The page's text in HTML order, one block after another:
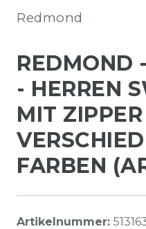
Redmond
REDMOND
- HERREN
MIT
FARBEN
Artikelnummer: